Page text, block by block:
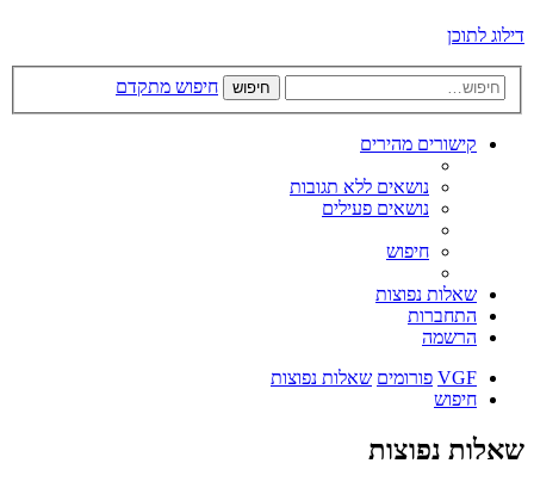
דילוג לתוכן
חיפוש חיפוש מתקדם
קישורים מהירים
נושאים ללא תגובות
נושאים פעילים
חיפוש
שאלות נפוצות
התחברות
הרשמה
VGF פורומים שאלות נפוצות
חיפוש
שאלות נפוצות